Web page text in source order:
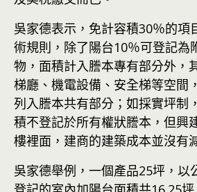
吳家德表示，免計容積30％的項
術規則，除了陽台10％可登記為
物，面積計入謄本專有部分外，
梯廳、機電設備、安全梯等空間
列入謄本共有部分；如採實坪制
積不登記於所有權狀謄本，但興
樓裡面，建商的建築成本並沒有
吳家德舉例，一個產品25坪，以